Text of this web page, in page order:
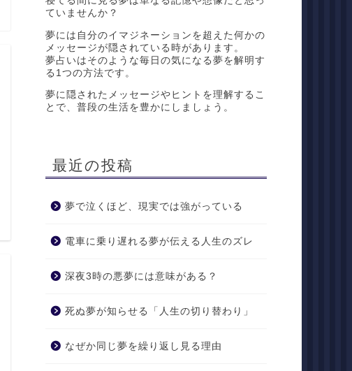
ていませんか？
夢には自分のイマジネーションを超えた何かの
メッセージが隠されている時があります。
夢占いはそのような毎日の気になる夢を解明す
る1つの方法です。
夢に隠されたメッセージやヒントを理解するこ
とで、普段の生活を豊かにしましょう。
最近の投稿
夢で泣くほど、現実では強がっている
電車に乗り遅れる夢が伝える人生のズレ
深夜3時の悪夢には意味がある？
死ぬ夢が知らせる「人生の切り替わり」
なぜか同じ夢を繰り返し見る理由